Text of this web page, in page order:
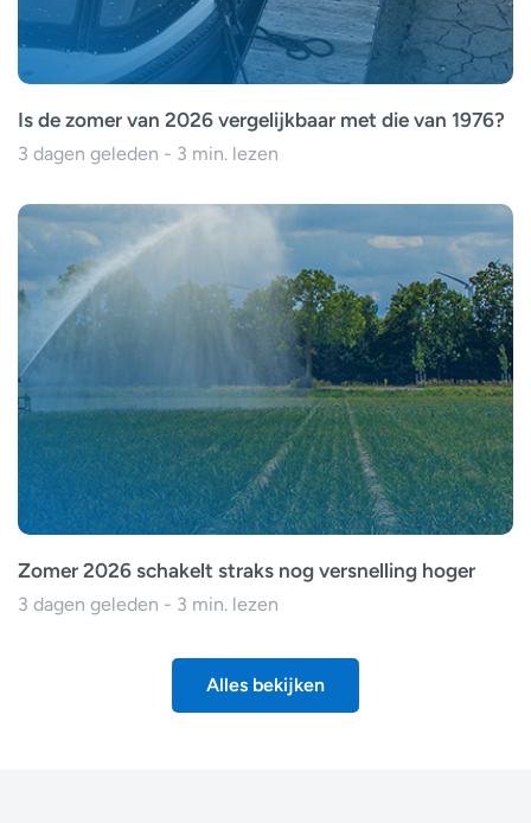
Is de zomer van 2026 vergelijkbaar met die van 1976?
3 dagen geleden - 3 min. lezen
Zomer 2026 schakelt straks nog versnelling hoger
3 dagen geleden - 3 min. lezen
Alles bekijken